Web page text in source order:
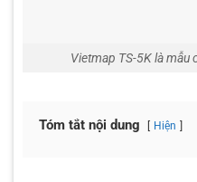
Vietmap TS-5K là mẫu
Tóm tắt nội dung Hiện